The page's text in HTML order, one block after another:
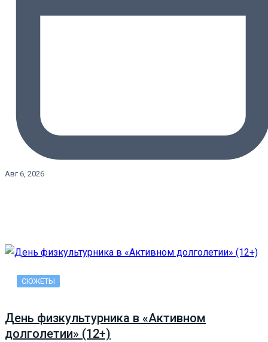
Авг 6, 2026
СЮЖЕТЫ
День физкультурника в «Активном
долголетии» (12+)